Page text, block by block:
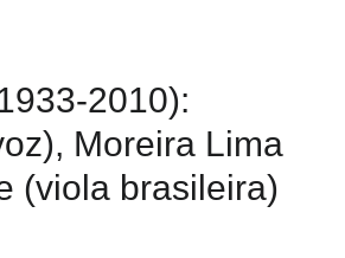
2010):
Moreira Lima
(viola brasileira)